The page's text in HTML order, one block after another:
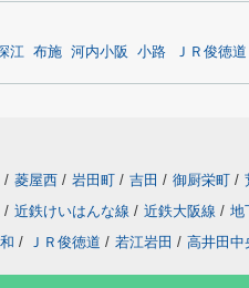
江 布施 河内小阪 小路 ＪＲ俊徳道
/ 菱屋西 / 岩田町 / 吉田 / 御厨栄町 /
/ 近鉄けいはんな線 / 近鉄大阪線 / 地
/ ＪＲ俊徳道 / 若江岩田 / 高井田中